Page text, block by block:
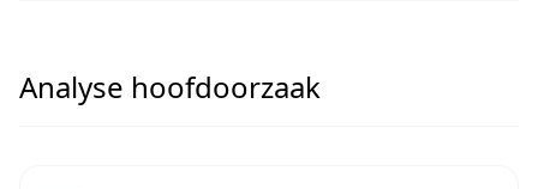
Analyse hoofdoorzaak